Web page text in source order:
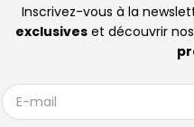
Inscrivez-vous à la
exclusives et découvrir